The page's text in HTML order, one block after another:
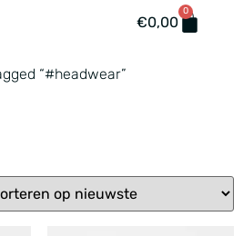
€0,00
0
“#headwear”